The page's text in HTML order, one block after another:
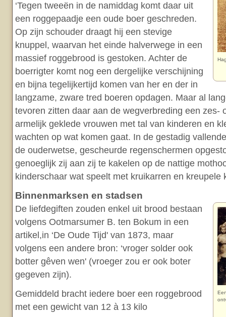
‘Tegen tweeën in de namiddag komt daar uit
een roggepaadje een oude boer geschreden.
Op zijn schouder draagt hij een stevige
knuppel, waarvan het einde halverwege in een
massief roggebrood is gestoken. Achter de
boerrigter komt nog een dergelijke verschijning
en bijna tegelijkertijd komen van her en der in
langzame, zware tred boeren opdagen. Maar al
tevoren zitten daar aan de wegverbreding een zes-
armelijk geklede vrouwen met tal van kinderen en
wachten op wat komen gaat. In de gestadig
de ouderwetse, gescheurde regenschermen
genoeglijk zij aan zij te kakelen op de nattige
kinderschaar wat speelt met kruikarren en kreupele
Binnenmarksen en stadsen
De liefdegiften zouden enkel uit brood bestaan
volgens Ootmarsumer B. ten Bokum in een
artikel,in ‘De Oude Tijd' van 1873, maar
volgens een andere bron: ‘vroger solder ook
botter gêven wen' (vroeger zou er ook boter
gegeven zijn).
Gemiddeld bracht iedere boer een roggebrood
met een gewicht van 12 à 13 kilo